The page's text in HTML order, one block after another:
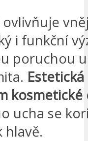
i funkční
poruchou
ucha se
hlavě.